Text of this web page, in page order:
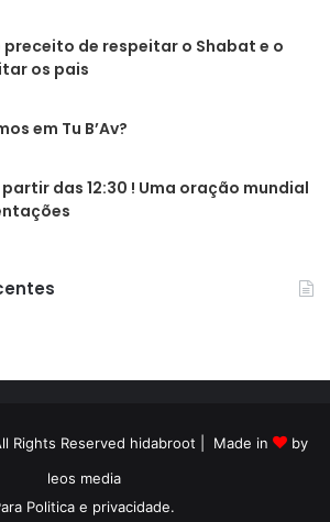
preceito de respeitar o Shabat e o
os pais
em Tu B’Av?
das 12:30 ! Uma oração mundial
Rights Reserved hidabroot | Made in
by
leos media
Politica e privacidade.